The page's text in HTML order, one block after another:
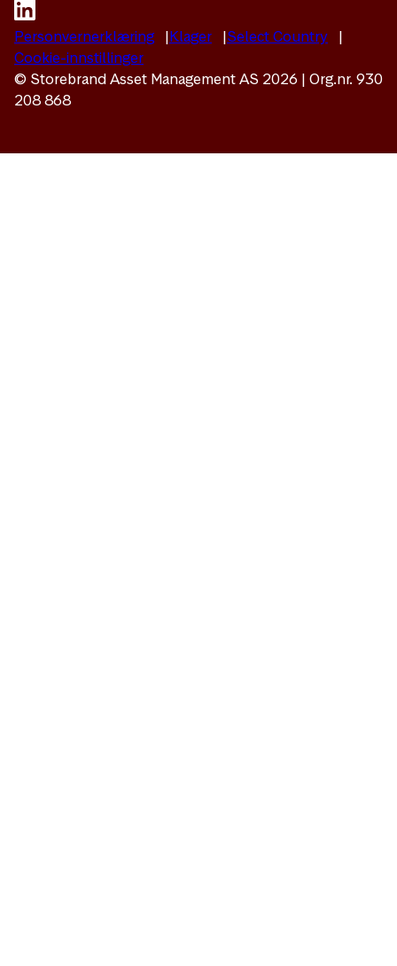
Personvernerklæring Klager
Select Country
Cookie-innstillinger
© Storebrand Asset Management AS 2026 | Org.nr. 930
208 868